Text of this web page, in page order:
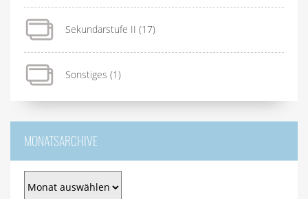
Sekundarstufe II (17)
Sonstiges (1)
MONATSARCHIVE